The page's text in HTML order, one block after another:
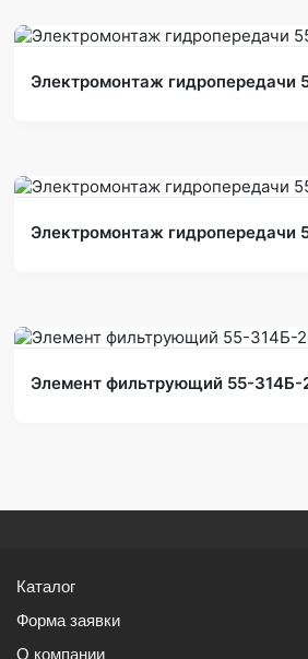
Электромонтаж гидропередачи
Электромонтаж гидропередачи
Элемент фильтрующий 55-314Б-
Каталог
Форма заявки
О компании